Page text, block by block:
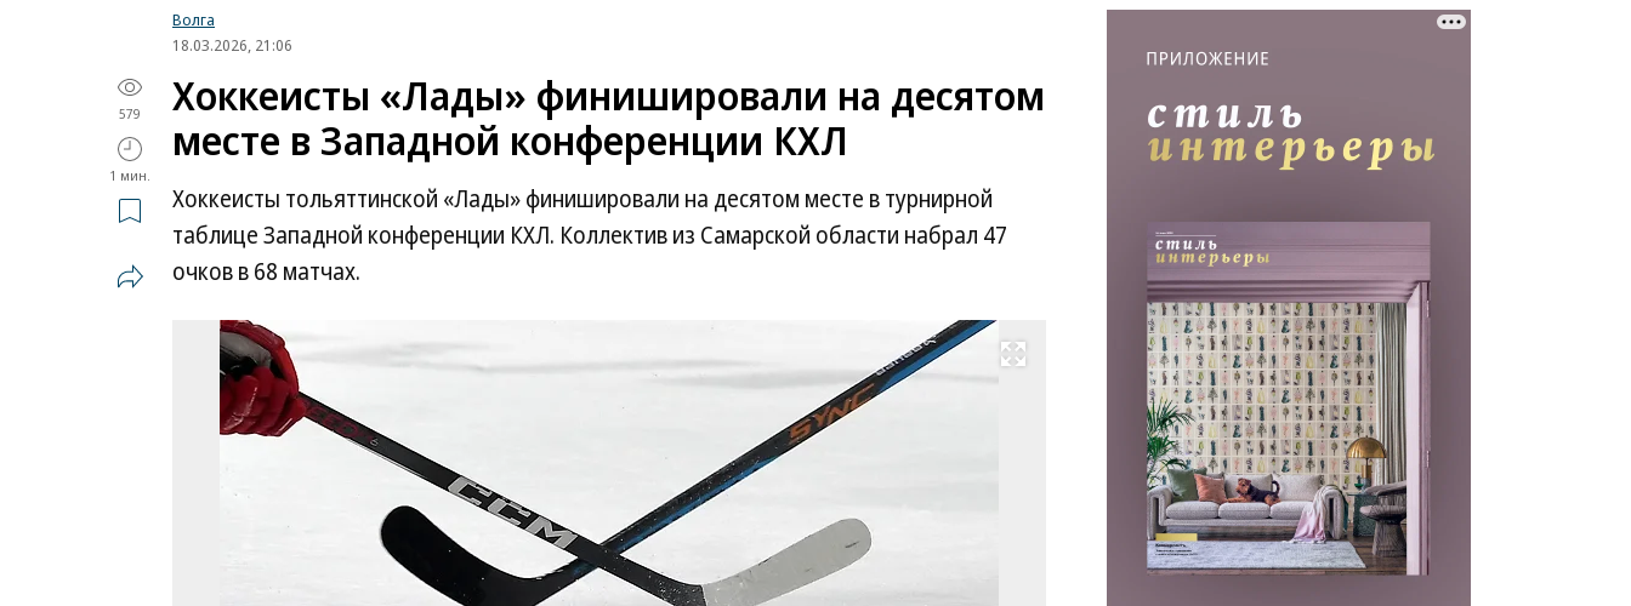
Волга
18.03.2026, 21:06
579
1 мин.
Хоккеисты «Лады» финишировали на десятом
месте в Западной конференции КХЛ
Хоккеисты тольяттинской «Лады» финишировали на десятом месте в турнирной
таблице Западной конференции КХЛ. Коллектив из Самарской области набрал 47
очков в 68 матчах.
Развернуть на весь экран
Коммерсантъ